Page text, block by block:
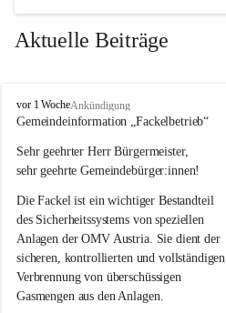
Aktuelle Beiträge
A
d
r
k
a
a
vor 1 WocheAnkündigung
Gemeindeinformation „Fackelbetrieb“
Sehr geehrter Herr Bürgermeister,
sehr geehrte Gemeindebürger:innen!
Die Fackel ist ein wichtiger Bestandteil
des Sicherheitssystems von speziellen
Anlagen der OMV Austria. Sie dient der
sicheren, kontrollierten und vollständigen
Verbrennung von überschüssigen
Gasmengen aus den Anlagen.